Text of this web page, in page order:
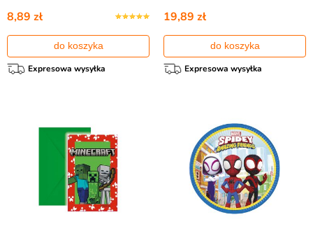
8,89 zł
do koszyka
Expresowa wysyłka
19,89 zł
do koszyka
Expresowa wysyłka